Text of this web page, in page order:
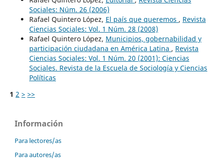
Sociales: Núm. 26 (2006)
Rafael Quintero López, El país que queremos , Revista
Ciencias Sociales: Vol. 1 Núm. 28 (2008)
Rafael Quintero López, Municipios, gobernabilidad y
participación ciudadana en América Latina , Revista
Ciencias Sociales: Vol. 1 Núm. 20 (2001): Ciencias
Sociales. Revista de la Escuela de Sociología y Ciencias
Políticas
1 2 > >>
Información
Para lectores/as
Para autores/as